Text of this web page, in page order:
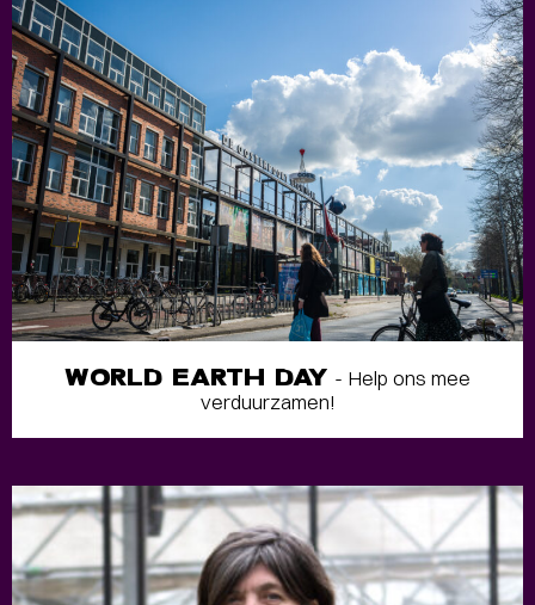
WORLD EARTH DAY - Help ons mee
verduurzamen!